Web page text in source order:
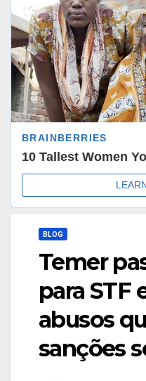
BLOG
Temer
para STF
abusos
sanções